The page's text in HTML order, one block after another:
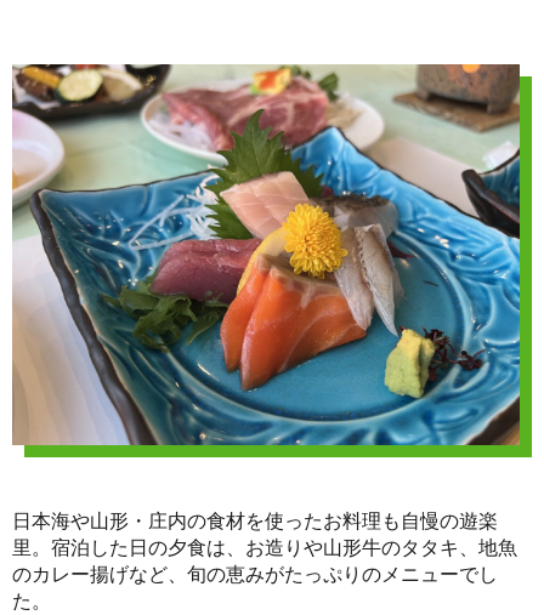
日本海や山形・庄内の食材を使ったお料理も自慢の遊楽
里。宿泊した日の夕食は、お造りや山形牛のタタキ、地魚
のカレー揚げなど、旬の恵みがたっぷりのメニューでし
た。